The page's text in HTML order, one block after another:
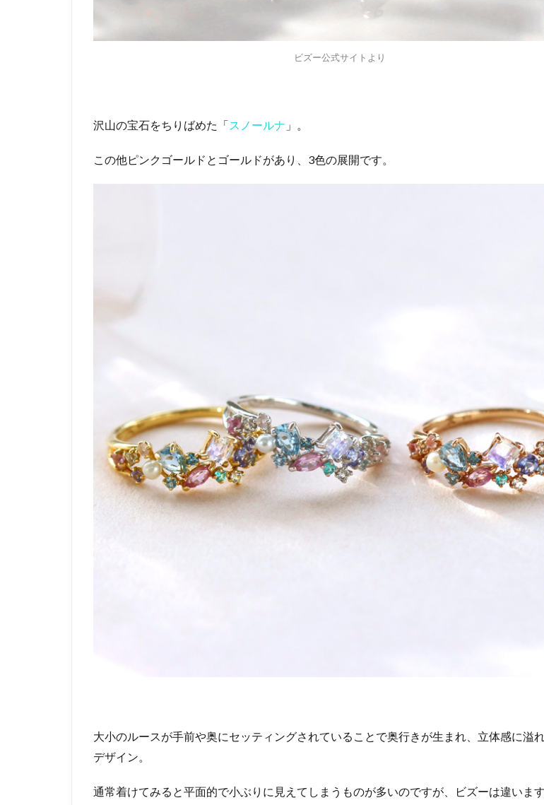
ビズー公式サイトより
沢山の宝石をちりばめた「スノールナ 」。
この他ピンクゴールドとゴールドがあり、3色の展開です。
大小のルースが手前や奥にセッティングされていることで奥行きが生まれ、立体感に溢
デザイン。
通常着けてみると平面的で小ぶりに見えてしまうものが多いのですが、ビズーは違います